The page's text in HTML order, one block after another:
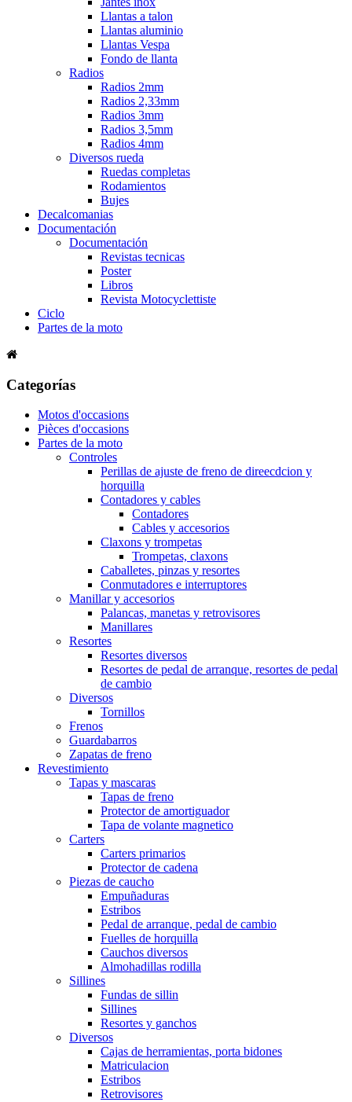
Llantas a talon
Llantas aluminio
Llantas Vespa
Fondo de llanta
Radios
Radios 2mm
Radios 2,33mm
Radios 3mm
Radios 3,5mm
Radios 4mm
Diversos rueda
Ruedas completas
Rodamientos
Bujes
Decalcomanias
Documentación
Documentación
Revistas tecnicas
Poster
Libros
Revista Motocyclettiste
Ciclo
Partes de la moto
Categorías
Motos d'occasions
Pièces d'occasions
Partes de la moto
Controles
Perillas de ajuste de freno de direecdcion y
horquilla
Contadores y cables
Contadores
Cables y accesorios
Claxons y trompetas
Trompetas, claxons
Caballetes, pinzas y resortes
Conmutadores e interruptores
Manillar y accesorios
Palancas, manetas y retrovisores
Manillares
Resortes
Resortes diversos
Resortes de pedal de arranque, resortes de pedal
de cambio
Diversos
Tornillos
Frenos
Guardabarros
Zapatas de freno
Revestimiento
Tapas y mascaras
Tapas de freno
Protector de amortiguador
Tapa de volante magnetico
Carters
Carters primarios
Protector de cadena
Piezas de caucho
Empuñaduras
Estribos
Pedal de arranque, pedal de cambio
Fuelles de horquilla
Cauchos diversos
Almohadillas rodilla
Sillines
Fundas de sillin
Sillines
Resortes y ganchos
Diversos
Cajas de herramientas, porta bidones
Matriculacion
Estribos
Retrovisores